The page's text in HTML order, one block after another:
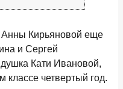
Анны Кирьяновой еще
и Сергей
Кати Ивановой,
классе четвертый год.